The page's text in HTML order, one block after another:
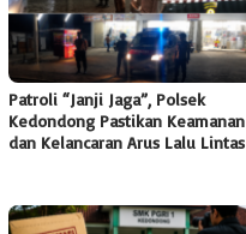
Patroli “Janji Jaga”, Polsek
Kedondong Pastikan Keamanan
dan Kelancaran Arus Lalu Lintas